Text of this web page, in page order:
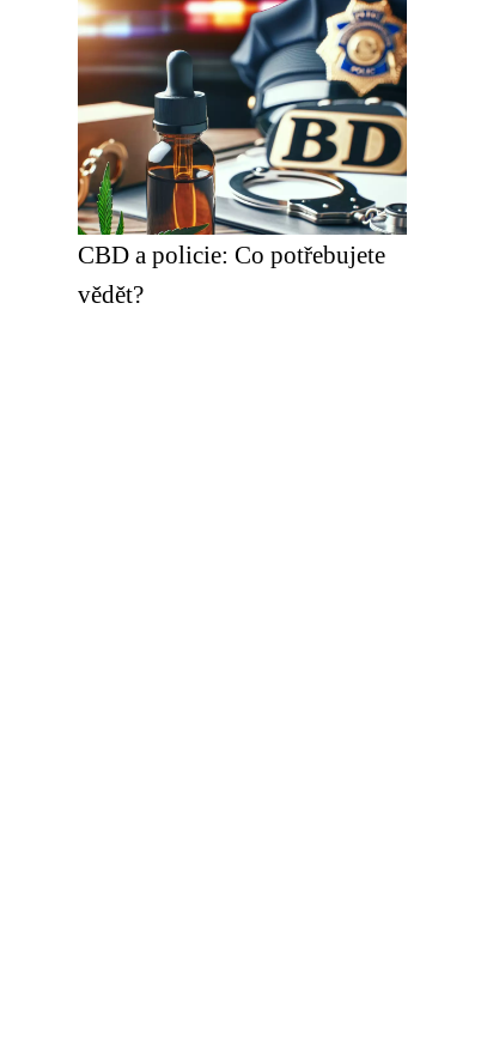
CBD a policie: Co potřebujete
vědět?